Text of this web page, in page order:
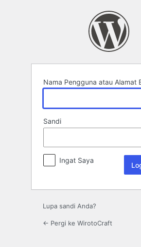
Nama Pengguna atau Alamat
Sandi
Ingat Saya
Lupa sandi Anda?
← Pergi ke WirotoCraft